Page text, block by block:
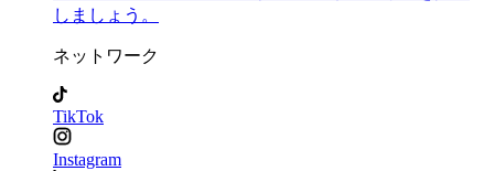
しましょう。
ネットワーク
TikTok
Instagram